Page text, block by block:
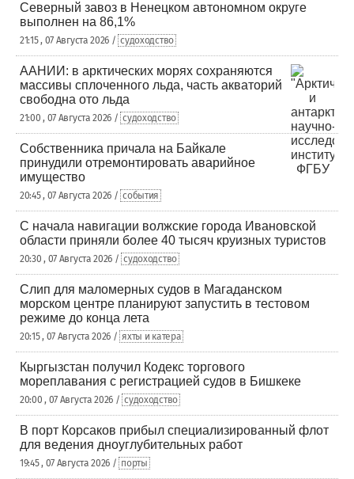
Северный завоз в Ненецком автономном округе
выполнен на 86,1%
21:15 , 07 Августа 2026 / судоходство
ААНИИ: в арктических морях сохраняются
массивы сплоченного льда, часть акваторий
свободна ото льда
21:00 , 07 Августа 2026 / судоходство
Собственника причала на Байкале
принудили отремонтировать аварийное
имущество
20:45 , 07 Августа 2026 / события
С начала навигации волжские города Ивановской
области приняли более 40 тысяч круизных туристов
20:30 , 07 Августа 2026 / судоходство
Слип для маломерных судов в Магаданском
морском центре планируют запустить в тестовом
режиме до конца лета
20:15 , 07 Августа 2026 / яхты и катера
Кыргызстан получил Кодекс торгового
мореплавания с регистрацией судов в Бишкеке
20:00 , 07 Августа 2026 / судоходство
В порт Корсаков прибыл специализированный флот
для ведения дноуглубительных работ
19:45 , 07 Августа 2026 / порты